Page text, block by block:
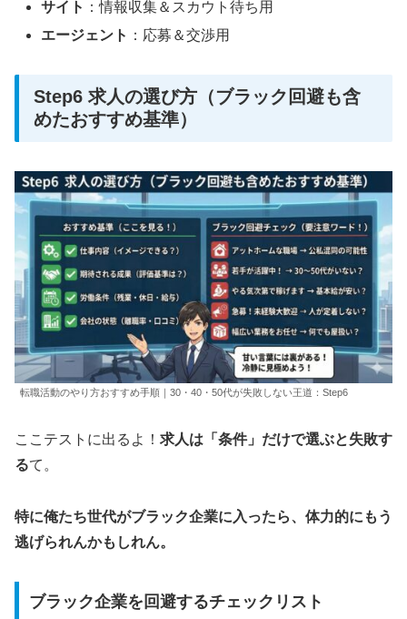
サイト ：情報収集＆スカウト待ち用
エージェント ：応募＆交渉用
Step6 求人の選び方（ブラック回避も含
めたおすすめ基準）
転職活動のやり方おすすめ手順｜30・40・50代が失敗しない王道：Step6
ここテストに出るよ！ 求人は「条件」だけで選ぶと失敗す
るて。
特に俺たち世代がブラック企業に入ったら、体力的にもう
逃げられんかもしれん。
ブラック企業を回避するチェックリスト